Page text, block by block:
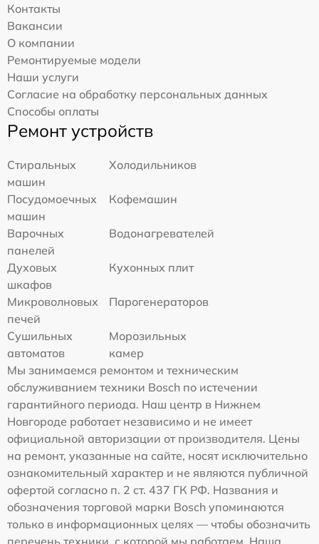
Контакты
Вакансии
О компании
Ремонтируемые модели
Наши услуги
Согласие на обработку персональных данных
Способы оплаты
Ремонт устройств
Стиральных
машин
Холодильников
Посудомоечных
машин
Кофемашин
Варочных
панелей
Водонагревателей
Духовых
шкафов
Кухонных плит
Микроволновых
печей
Парогенераторов
Сушильных
автоматов
Морозильных
камер
Мы занимаемся ремонтом и техническим
обслуживанием техники Bosch по истечении
гарантийного периода. Наш центр в Нижнем
Новгороде работает независимо и не имеет
официальной авторизации от производителя. Цены
на ремонт, указанные на сайте, носят исключительно
ознакомительный характер и не являются публичной
офертой согласно п. 2 ст. 437 ГК РФ. Названия и
обозначения торговой марки Bosch упоминаются
только в информационных целях — чтобы обозначить